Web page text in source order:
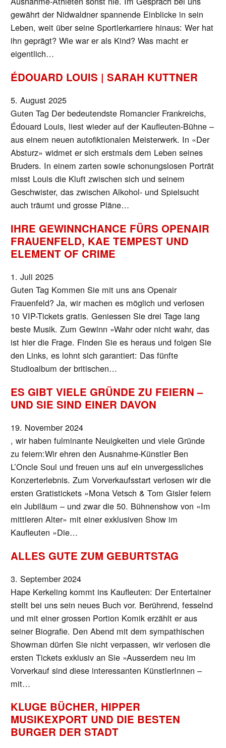
gewährt der Nidwaldner spannende Einblicke in sein
Leben, weit über seine Sportlerkarriere hinaus: Wer hat
ihn geprägt? Wie war er als Kind? Was macht er
eigentlich…
ÉDOUARD LOUIS | SARAH KUTTNER
5. August 2025
Guten Tag Der bedeutendste Romancier Frankreichs,
Édouard Louis, liest wieder auf der Kaufleuten-Bühne –
aus einem neuen autofiktionalen Meisterwerk. In «Der
Absturz» widmet er sich erstmals dem Leben seines
Bruders. In einem zarten sowie schonungslosen Porträt
misst Louis die Kluft zwischen sich und seinem
Geschwister, das zwischen Alkohol- und Spielsucht
auch träumt und grosse Pläne…
IHRE GEWINNCHANCE FÜRS OPENAIR
FRAUENFELD, KAE TEMPEST UND
ELEMENT OF CRIME
1. Juli 2025
Guten Tag Kommen Sie mit uns ans Openair
Frauenfeld? Ja, wir machen es möglich und verlosen
10 VIP-Tickets gratis. Geniessen Sie drei Tage lang
beste Musik. Zum Gewinn »Wahr oder nicht wahr, das
ist hier die Frage. Finden Sie es heraus und folgen Sie
den Links, es lohnt sich garantiert: Das fünfte
Studioalbum der britischen…
ES GIBT VIELE GRÜNDE ZU FEIERN –
UND SIE SIND EINER DAVON
19. November 2024
, wir haben fulminante Neuigkeiten und viele Gründe
zu feiern:Wir ehren den Ausnahme-Künstler Ben
L’Oncle Soul und freuen uns auf ein unvergessliches
Konzerterlebnis. Zum Vorverkaufsstart verlosen wir die
ersten Gratistickets »Mona Vetsch & Tom Gisler feiern
ein Jubiläum – und zwar die 50. Bühnenshow von «Im
mittleren Alter» mit einer exklusiven Show im
Kaufleuten »Die…
ALLES GUTE ZUM GEBURTSTAG
3. September 2024
Hape Kerkeling kommt ins Kaufleuten: Der Entertainer
stellt bei uns sein neues Buch vor. Berührend, fesselnd
und mit einer grossen Portion Komik erzählt er aus
seiner Biografie. Den Abend mit dem sympathischen
Showman dürfen Sie nicht verpassen, wir verlosen die
ersten Tickets exklusiv an Sie »Ausserdem neu im
Vorverkauf sind diese interessanten KünstlerInnen –
mit…
KLUGE BÜCHER, HIPPER
MUSIKEXPORT UND DIE BESTEN
BURGER DER STADT